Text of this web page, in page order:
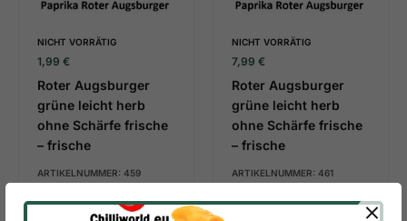
NICHT VORRÄTIG
1,99 €
Roter Augsburger
grüne leicht herb
ohne Schärfe frische
– frische
ARTIKELNUMMER: 459
NICHT VORRÄTIG
7,99 €
Roter Augsburger
grüne leicht herb
ohne Schärfe frische
– frische
ARTIKELNUMMER: 461